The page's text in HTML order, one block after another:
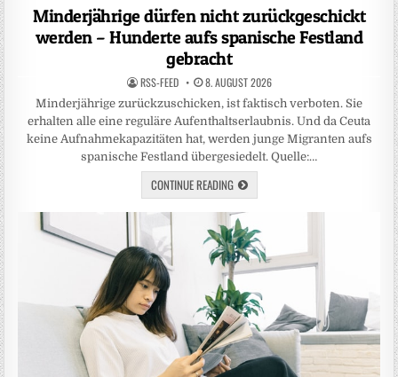
in
Minderjährige dürfen nicht zurückgeschickt
werden – Hunderte aufs spanische Festland
gebracht
RSS-FEED 8. AUGUST 2026
Minderjährige zurückzuschicken, ist faktisch verboten. Sie
erhalten alle eine reguläre Aufenthaltserlaubnis. Und da Ceuta
keine Aufnahmekapazitäten hat, werden junge Migranten aufs
spanische Festland übergesiedelt. Quelle:…
CONTINUE READING